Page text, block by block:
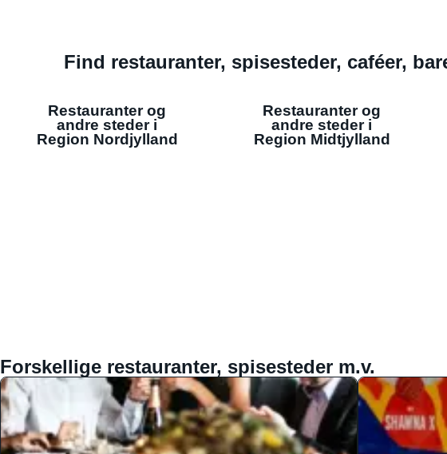
Find restauranter, spisesteder, caféer,
Restauranter og
andre steder i
Region Nordjylland
Restauranter og
andre steder i
Region Midtjylland
Forskellige restauranter, spisesteder m.v.